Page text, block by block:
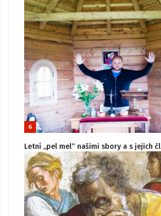
6
Letní „pel mel“ našimi sbory a s jejich